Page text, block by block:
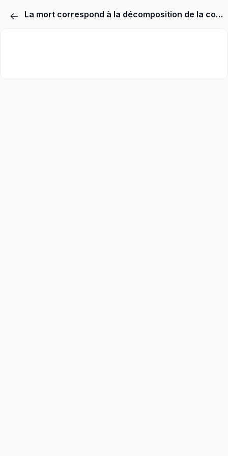
La mort correspond à la décomposition de la conscience